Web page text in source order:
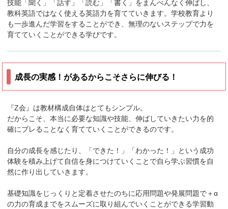
技能「聞く」「話す」「読む」「書く」をまんべんなく伸ばし、
教科英語ではなく使える英語力を育てていきます。学校教育より
も一歩進んだ学習をすることができ、無理のないステップで力を
育てていくことができる学びです。
成長の実感！があるからこそさらに伸びる！
『Z会』は教材構成自体はとてもシンプル。
だからこそ、本当に必要な知識や技能、伸ばしていきたい力を的
確にブレることなく育てていくことができるのです。
自分の成長を感じたり、「できた！」「わかった！」という成功
体験を積み上げて自信を身につけていくことで自ら学ぶ習慣を自
然に作り出していきます。
基礎知識をじっくりと定着させたのちに応用問題や発展問題で＋α
の力の育成までをスムーズに取り組んでいくことができる学習動